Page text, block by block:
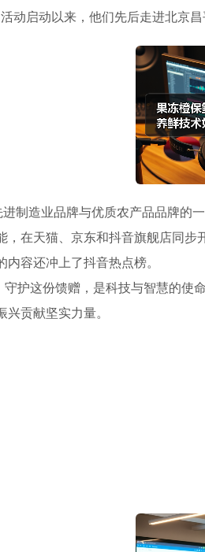
动启动以来，他们先后走进北京
制造业品牌与优质农产品品牌的
在天猫、京东和抖音旗舰店同
容还冲上了抖音热点榜。
护这份馈赠，是科技与智慧的使
贡献坚实力量。